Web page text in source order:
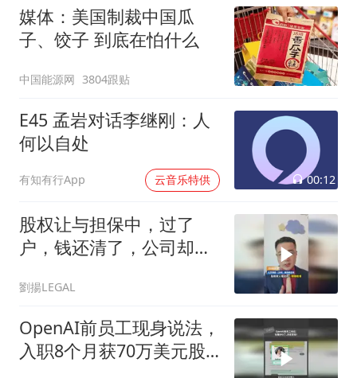
媒体：美国制裁中国瓜
子、饺子 到底在怕什么
中国能源网 3804跟贴
E45 孟岩对话李继刚：人
何以自处
有知有行App 云音乐特供 00:12
股权让与担保中，过了
户，钱还清了，公司却没
劉揚LEGAL
OpenAI前员工现身说法，
入职8个月获70万美元股